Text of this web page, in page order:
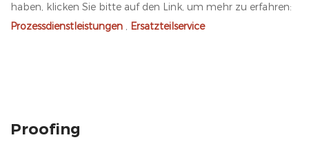
haben, klicken Sie bitte auf den Link, um mehr zu erfahren:
Prozessdienstleistungen , Ersatzteilservice
Proofing